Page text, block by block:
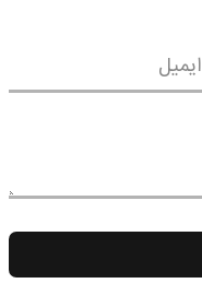
ایمیل